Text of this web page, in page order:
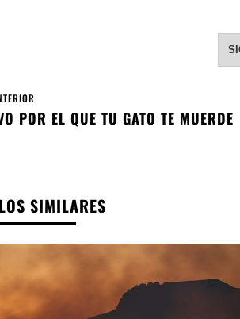
POR EL QUE TU GATO TE MUERDE
SIMILARES